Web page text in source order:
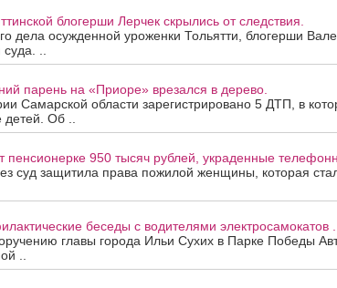
блогерши Лерчек скрылись от следствия.
дела осужденной уроженки Тольятти, блогерши
..
парень на «Приоре» врезался в дерево.
Самарской области зарегистрировано 5 ДТП, в
Об ..
пенсионерке 950 тысяч рублей, украденные
суд защитила права пожилой женщины, которая
беседы с водителями электросамокатов .
главы города Ильи Сухих в Парке Победы
..